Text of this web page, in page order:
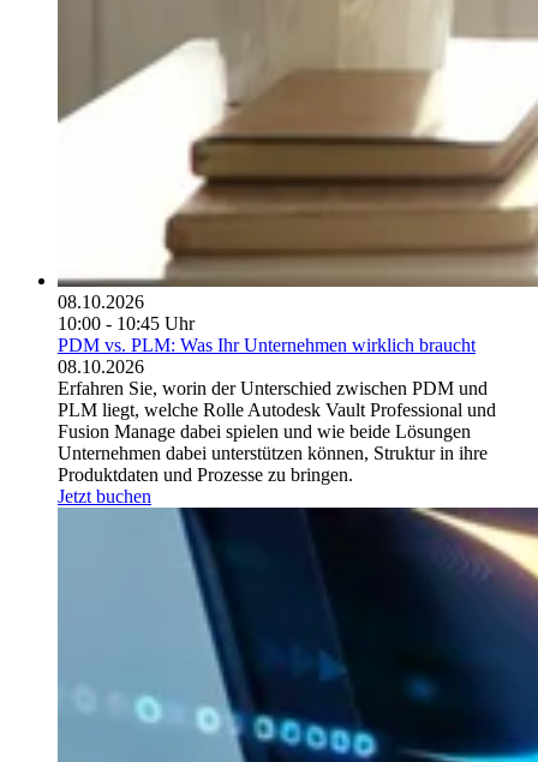
08.10.2026
10:00 - 10:45 Uhr
PDM vs. PLM: Was Ihr Unternehmen wirklich braucht
08.10.2026
Erfahren Sie, worin der Unterschied zwischen PDM und
PLM liegt, welche Rolle Autodesk Vault Professional und
Fusion Manage dabei spielen und wie beide Lösungen
Unternehmen dabei unterstützen können, Struktur in ihre
Produktdaten und Prozesse zu bringen.
Jetzt buchen